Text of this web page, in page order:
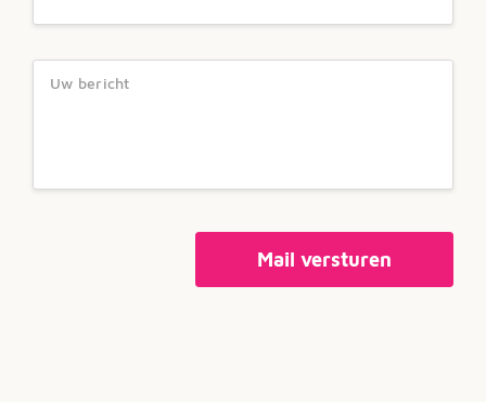
Uw bericht
Mail versturen